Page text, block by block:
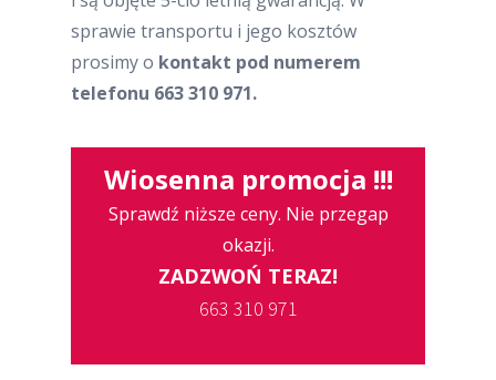
sprawie transportu i jego kosztów
prosimy o kontakt pod numerem
telefonu 663 310 971.
Wiosenna promocja !!!
Sprawdź niższe ceny. Nie przegap
okazji.
ZADZWOŃ TERAZ!
663 310 971